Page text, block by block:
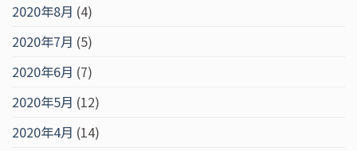
2020年8月 (4)
2020年7月 (5)
2020年6月 (7)
2020年5月 (12)
2020年4月 (14)